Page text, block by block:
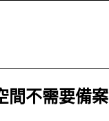
間不需要備案